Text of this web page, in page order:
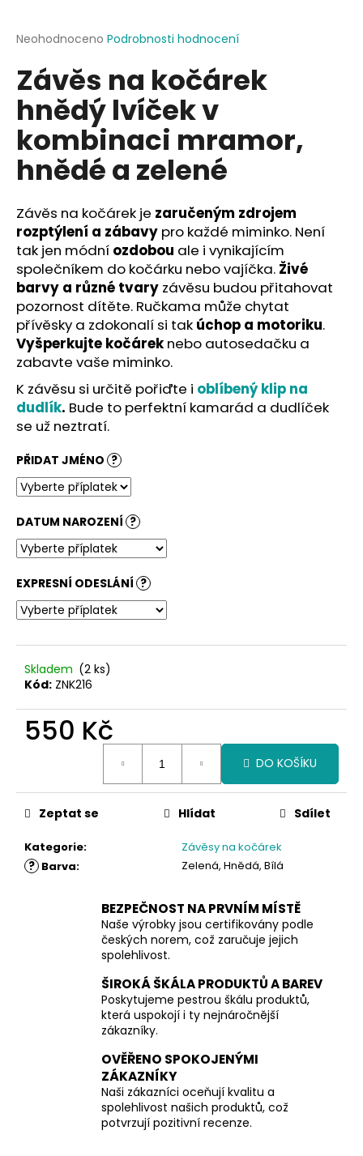
Průměrné
produktu
je
0,0
5
hvězdiček.
Neohodnoceno Podrobnosti hodnocení
Závěs na kočárek
hnědý lvíček v
kombinaci mramor,
hnědé a zelené
Závěs na kočárek je zaručeným zdrojem
rozptýlení a zábavy pro každé miminko. Není
tak jen módní ozdobou ale i vynikajícím
společníkem do kočárku nebo vajíčka. Živé
barvy a různé tvary závěsu budou přitahovat
pozornost dítěte. Ručkama může chytat
přívěsky a zdokonalí si tak úchop a motoriku.
Vyšperkujte kočárek nebo autosedačku a
zabavte vaše miminko.
K závěsu si určitě pořiďte i oblíbený klip na
dudlík. Bude to perfektní kamarád a dudlíček
se už neztratí.
PŘIDAT JMÉNO ?
DATUM NAROZENÍ ?
EXPRESNÍ ODESLÁNÍ ?
Skladem (2 ks)
Kód: ZNK216
550 Kč
DO KOŠÍKU
Kategorie: Závěsy na kočárek
? Barva: Zelená, Hnědá, Bílá
Zeptat se Hlídat Sdílet
BEZPEČNOST NA PRVNÍM MÍSTĚ
Naše výrobky jsou certifikovány podle
českých norem, což zaručuje jejich
spolehlivost.
ŠIROKÁ ŠKÁLA PRODUKTŮ A BAREV
Poskytujeme pestrou škálu produktů,
která uspokojí i ty nejnáročnější
zákazníky.
OVĚŘENO SPOKOJENÝMI
ZÁKAZNÍKY
Naši zákazníci oceňují kvalitu a
spolehlivost našich produktů, což
potvrzují pozitivní recenze.
j
t
?
D
o
p
o
r
u
č
u
j
e
m
e